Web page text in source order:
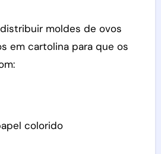
moldes de ovos
em cartolina para que os
colorido